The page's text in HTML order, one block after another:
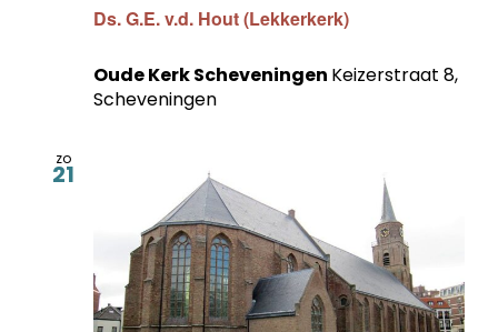
Ds. G.E. v.d. Hout (Lekkerkerk)
Oude Kerk Scheveningen Keizerstraat 8,
Scheveningen
zo
21